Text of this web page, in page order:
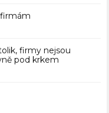
firmy nejsou
pod krkem